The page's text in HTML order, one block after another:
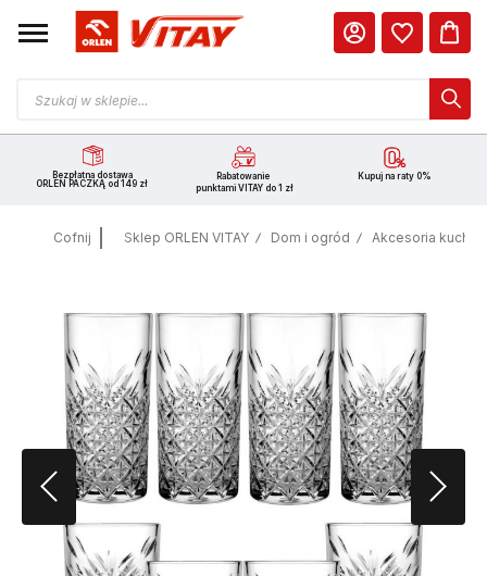
Bezpłatna dostawa
ORLEN PACZKĄ od 149 zł
Rabatowanie
punktami VITAY do 1 zł
Kupuj na raty 0%
Cofnij Sklep ORLEN VITAY Dom i ogród Akcesoria